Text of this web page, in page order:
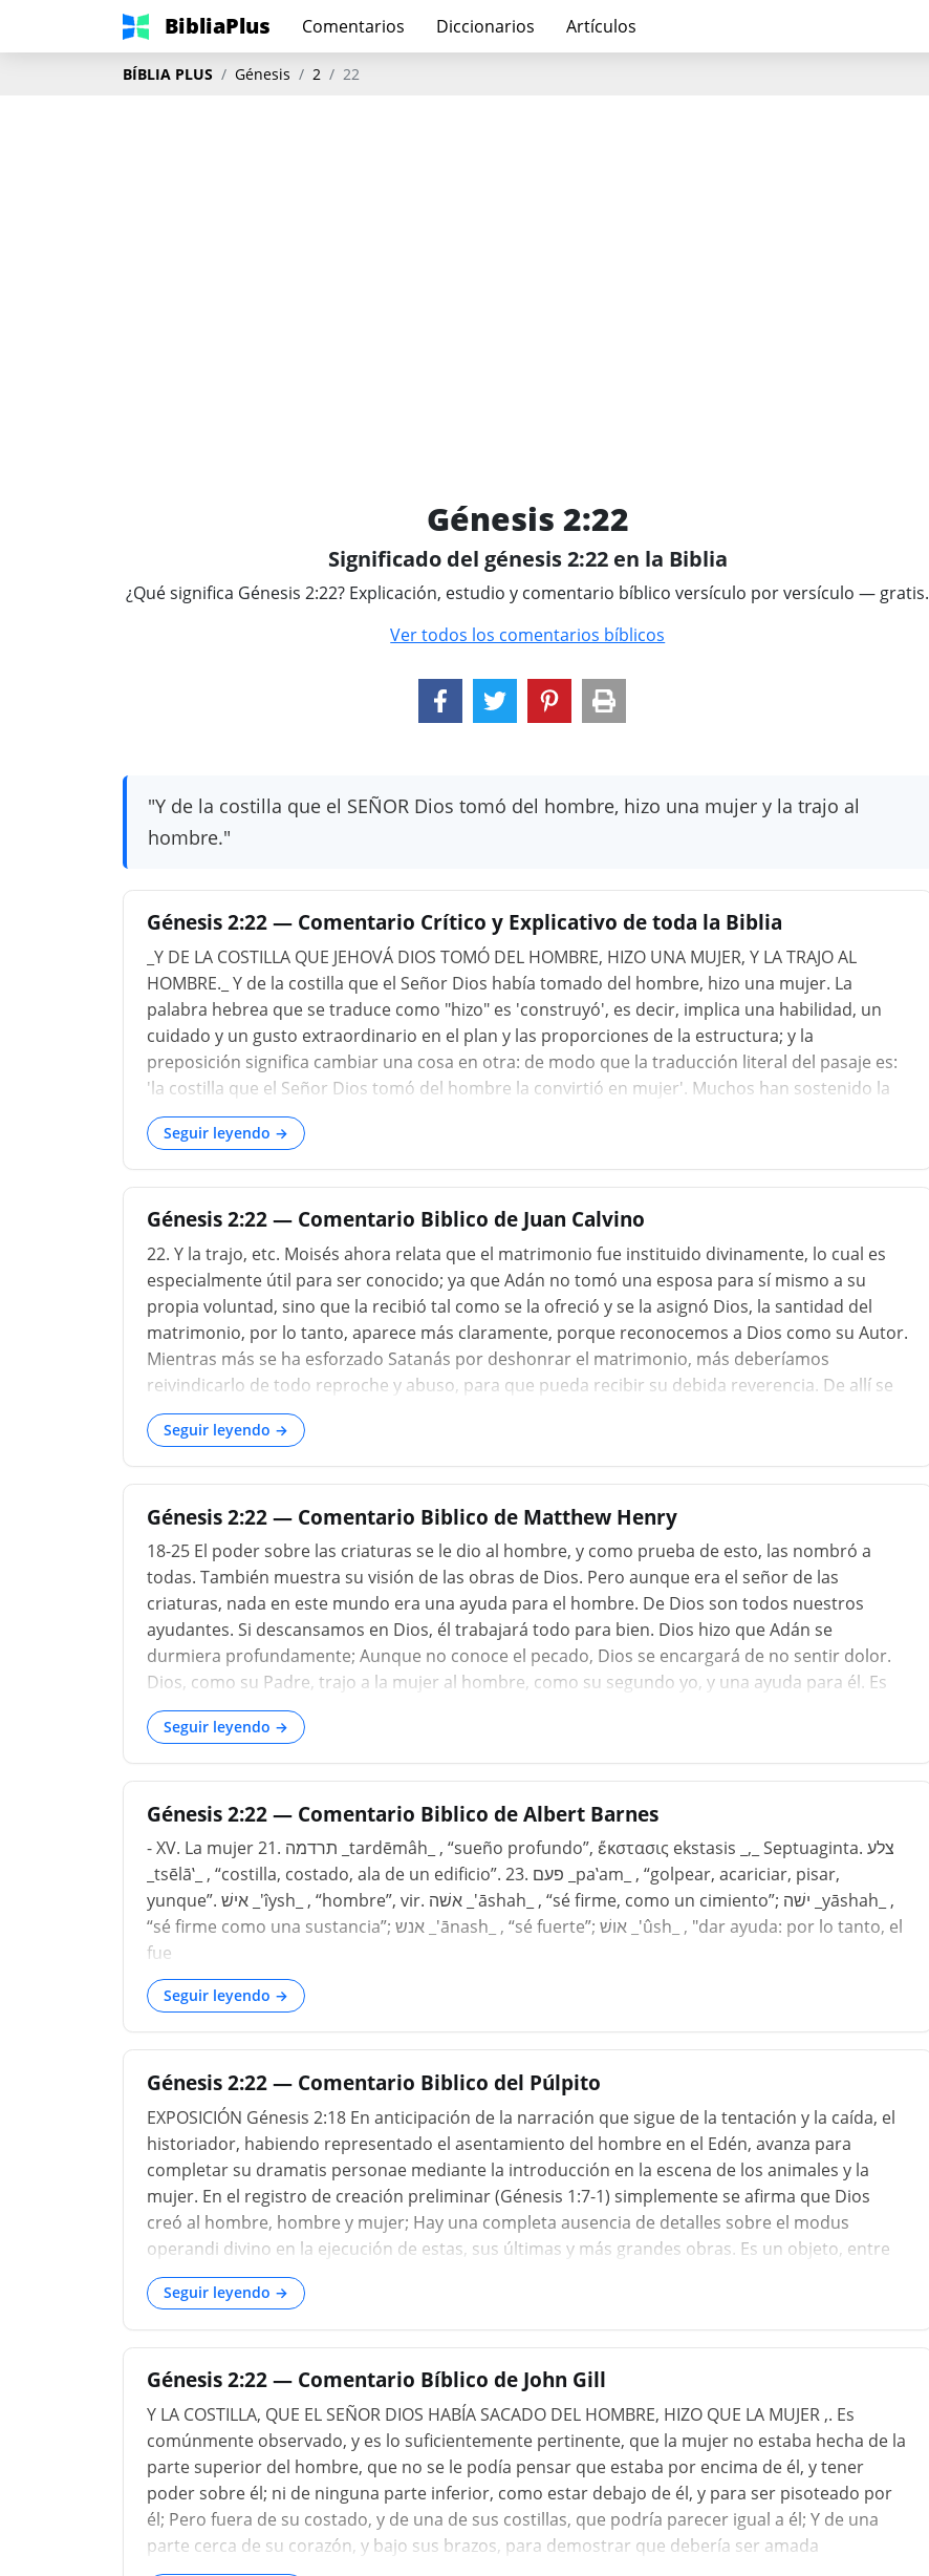
BibliaPlus Comentarios Diccionarios Artículos
BÍBLIA PLUS Génesis 2 22
Génesis 2:22
Significado del génesis 2:22 en la Biblia
¿Qué significa Génesis 2:22? Explicación, estudio y comentario bíblico versículo por versículo — gratis.
Ver todos los comentarios bíblicos
"Y de la costilla que el SEÑOR Dios tomó del hombre, hizo una mujer y la trajo al
hombre."
Génesis 2:22 — Comentario Crítico y Explicativo de toda la Biblia
_Y DE LA COSTILLA QUE JEHOVÁ DIOS TOMÓ DEL HOMBRE, HIZO UNA MUJER, Y LA TRAJO AL
HOMBRE._ Y de la costilla que el Señor Dios había tomado del hombre, hizo una mujer. La
palabra hebrea que se traduce como "hizo" es 'construyó', es decir, implica una habilidad, un
cuidado y un gusto extraordinario en el plan y las proporciones de la estructura; y la
preposición significa cambiar una cosa en otra: de modo que la traducción literal del pasaje es:
'la costilla que el Señor Dios tomó del hombre la convirtió en mujer'. Muchos han sostenido la
absurda opinión de que Adán fue creado como una criatura andrógina o compuesta que
comprendía en su persona ambos sexos. Fue creado física e intelectualmente como un hombre
perfecto; pero la mujer, su contraparte, fue una formación posterior....
Seguir leyendo →
Génesis 2:22 — Comentario Biblico de Juan Calvino
22. Y la trajo, etc. Moisés ahora relata que el matrimonio fue instituido divinamente, lo cual es
especialmente útil para ser conocido; ya que Adán no tomó una esposa para sí mismo a su
propia voluntad, sino que la recibió tal como se la ofreció y se la asignó Dios, la santidad del
matrimonio, por lo tanto, aparece más claramente, porque reconocemos a Dios como su Autor.
Mientras más se ha esforzado Satanás por deshonrar el matrimonio, más deberíamos
reivindicarlo de todo reproche y abuso, para que pueda recibir su debida reverencia. De allí se
deducirá que los hijos de Dios pueden abrazar una vida conyugal con una conciencia buena y
tranquila, y los esposos y las esposas pueden vivir juntos en castidad y honor. El artificio de
Satanás al intentar la difamación del matrimonio era doble: primero, que por medio del odio
que se le atribuía, podría introducir la ley pestilente del celibato;...
Seguir leyendo →
Génesis 2:22 — Comentario Biblico de Matthew Henry
18-25 El poder sobre las criaturas se le dio al hombre, y como prueba de esto, las nombró a
todas. También muestra su visión de las obras de Dios. Pero aunque era el señor de las
criaturas, nada en este mundo era una ayuda para el hombre. De Dios son todos nuestros
ayudantes. Si descansamos en Dios, él trabajará todo para bien. Dios hizo que Adán se
durmiera profundamente; Aunque no conoce el pecado, Dios se encargará de no sentir dolor.
Dios, como su Padre, trajo a la mujer al hombre, como su segundo yo, y una ayuda para él. Es
probable que esa esposa, que es creada por Dios por gracia especial, y traída por Dios por
providencia especial, sea una ayuda para un hombre. Vea qué necesidad hay, tanto de
prudencia como de oración, en la elección de esta relación, que es tan cercana y tan duradera.
Eso tenía que estar bien hecho, lo que debe hacerse de por vida. Nuestros primeros padres no
ne...
Seguir leyendo →
Génesis 2:22 — Comentario Biblico de Albert Barnes
- XV. La mujer 21. תרדמה _tardēmâh_ , “sueño profundo”, ἔκστασις ekstasis _,_ Septuaginta. צלע
_tsēlā‛_ , “costilla, costado, ala de un edificio”. 23. פעם _pa‛am_ , “golpear, acariciar, pisar,
yunque”. אישׁ _'ı̂ysh_ , “hombre”, vir. אשׁה _'āshah_ , “sé firme, como un cimiento”; ישׁה _yāshah_ ,
“sé firme como una sustancia”; אנש _'ānash_ , “sé fuerte”; אושׁ _'ûsh_ , "dar ayuda: por lo tanto, el
fue
Seguir leyendo →
Génesis 2:22 — Comentario Biblico del Púlpito
EXPOSICIÓN Génesis 2:18 En anticipación de la narración que sigue de la tentación y la caída, el
historiador, habiendo representado el asentamiento del hombre en el Edén, avanza para
completar su dramatis personae mediante la introducción en la escena de los animales y la
mujer. En el registro de creación preliminar (Génesis 1:7-1) simplemente se afirma que Dios
creó al hombre, hombre y mujer; Hay una completa ausencia de detalles sobre el modus
operandi divino en la ejecución de estas, sus últimas y más grandes obras. Es un objeto, entre
otros, de la segunda parte de la historia proporcionar esos detalles. Con respecto al hombre
(Adán), en los versos anteriores se ha dado una explicación de su formación, a la vez minuciosa
y exhaustiva ...
Seguir leyendo →
Génesis 2:22 — Comentario Bíblico de John Gill
Y LA COSTILLA, QUE EL SEÑOR DIOS HABÍA SACADO DEL HOMBRE, HIZO QUE LA MUJER ,. Es
comúnmente observado, y es lo suficientemente pertinente, que la mujer no estaba hecha de la
parte superior del hombre, que no se le podía pensar que estaba por encima de él, y tener
poder sobre él; ni de ninguna parte inferior, como estar debajo de él, y para ser pisoteado por
él; Pero fuera de su costado, y de una de sus costillas, que podría parecer igual a él; Y de una
parte cerca de su corazón, y bajo sus brazos, para demostrar que debería ser amada